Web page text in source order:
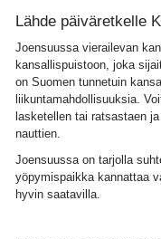
Lähde päiväretkelle
Joensuussa vierailevan
kansallispuistoon, joka
on Suomen tunnetuin
liikuntamahdollisuuksia.
lasketellen tai ratsastaen
nauttien.
Joensuussa on tarjolla
yöpymispaikka kannattaa
hyvin saatavilla.